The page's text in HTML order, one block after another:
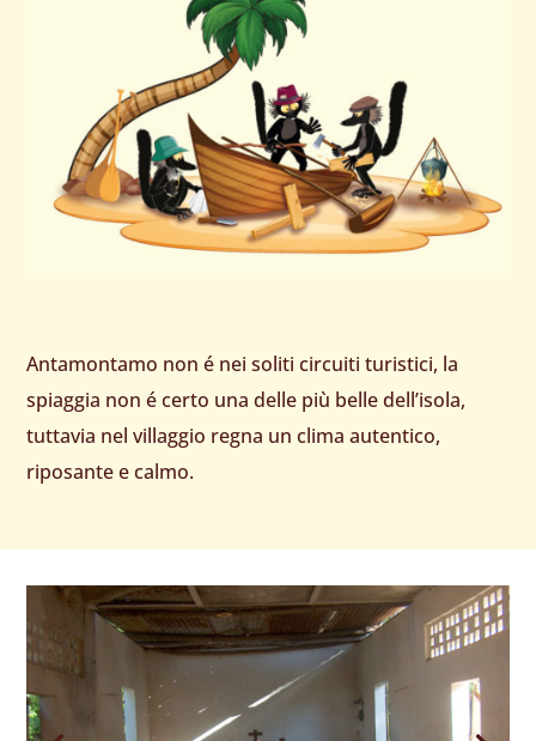
Antamontamo non é nei soliti circuiti turistici, la
spiaggia non é certo una delle più belle dell’isola,
tuttavia nel villaggio regna un clima autentico,
riposante e calmo.